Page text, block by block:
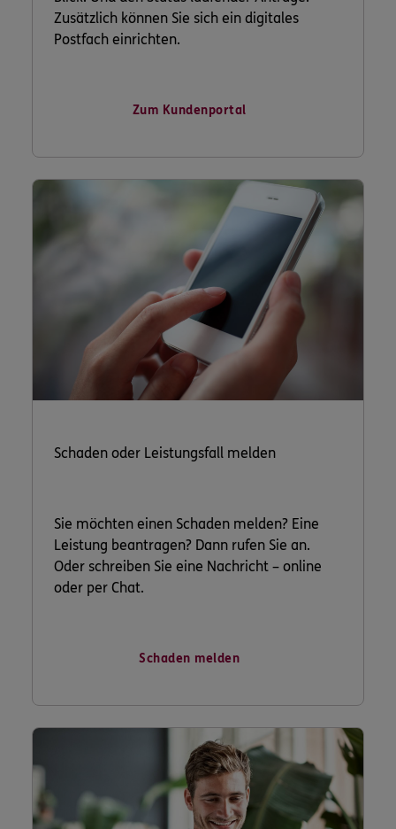
Zusätzlich können Sie sich ein digitales
Postfach einrichten.
Zum Kundenportal
Schaden oder Leistungsfall melden
Sie möchten einen Schaden melden? Eine
Leistung beantragen? Dann rufen Sie an.
Oder schreiben Sie eine Nachricht – online
oder per Chat.
Schaden melden